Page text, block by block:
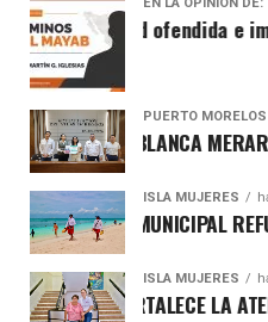
Sociedad ofendida e
PUERTO MORELOS
PRESENTA BLANCA MERARI LA
ISLA MUJERES
GOBIERNO MUNICIPAL
ISLA MUJERES
ATENEA FORTALECE LA